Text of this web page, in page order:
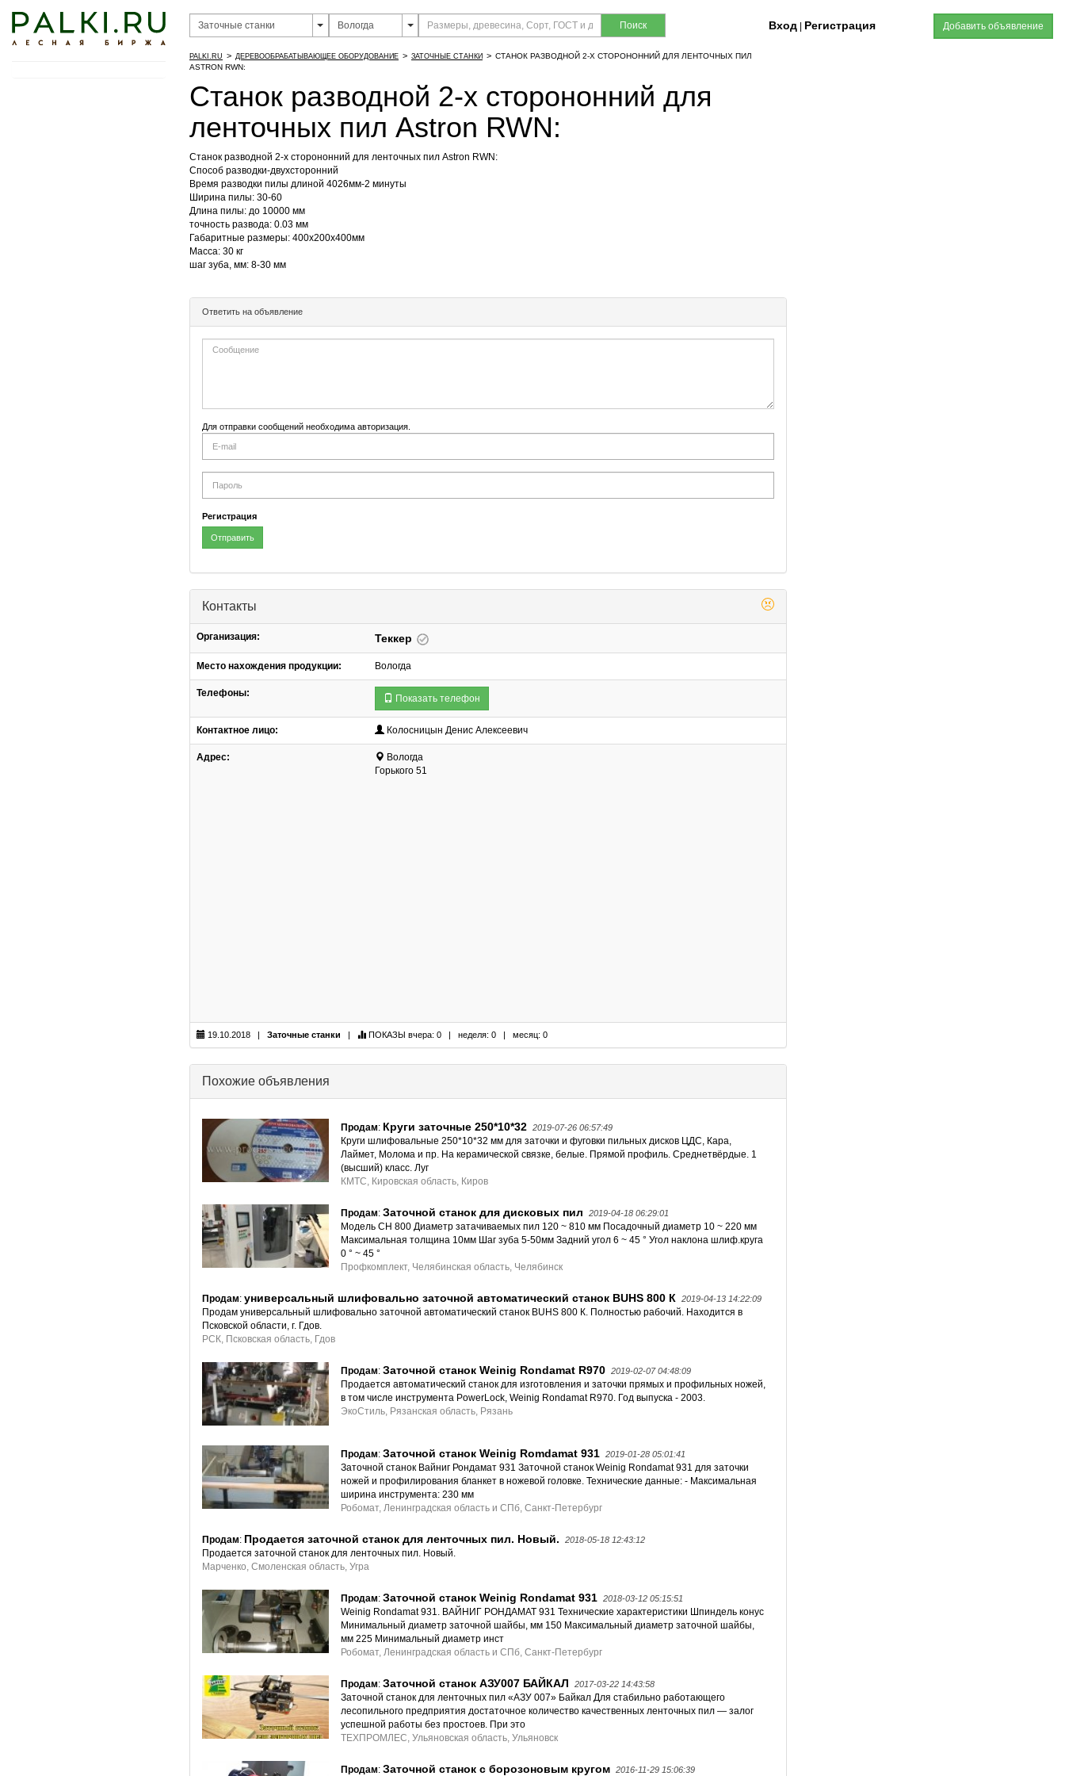
Поиск Вход Регистрация Добавить объявление
PALKI.RU > ДЕРЕВООБРАБАТЫВАЮЩЕЕ ОБОРУДОВАНИЕ > ЗАТОЧНЫЕ СТАНКИ > СТАНОК РАЗВОДНОЙ 2-Х СТОРОНОННИЙ ДЛЯ ЛЕНТОЧНЫХ ПИЛ
ASTRON RWN:
Станок разводной 2-х сторононний для
ленточных пил Astron RWN:
Станок разводной 2-х сторононний для ленточных пил Astron RWN:
Способ разводки-двухсторонний
Время разводки пилы длиной 4026мм-2 минуты
Ширина пилы: 30-60
Длина пилы: до 10000 мм
точность развода: 0.03 мм
Габаритные размеры: 400х200х400мм
Масса: 30 кг
шаг зуба, мм: 8-30 мм
Ответить на объявление
Для отправки сообщений необходима авторизация.
mail
Регистрация
Отправить
Контакты
Организация: Теккер
Место нахождения продукции: Вологда
Телефоны: Показать телефон
Контактное лицо: Колосницын Денис Алексеевич
Адрес:
Вологда
Горького 51
19.10.2018 | Заточные станки | ПОКАЗЫ вчера: 0 | неделя: 0 | месяц: 0
Похожие объявления
Продам: Круги заточные 250*10*32 2019-07-26 06:57:49
Круги шлифовальные 250*10*32 мм для заточки и фуговки пильных дисков ЦДС, Кара,
Лаймет, Молома и пр. На керамической связке, белые. Прямой профиль. Среднетвёрдые. 1
(высший) класс. Луг
КМТС, Кировская область, Киров
Продам: Заточной станок для дисковых пил 2019-04-18 06:29:01
Модель CH 800 Диаметр затачиваемых пил 120 ~ 810 мм Посадочный диаметр 10 ~ 220 мм
Максимальная толщина 10мм Шаг зуба 5-50мм Задний угол 6 ~ 45 ° Угол наклона шлиф.круга
0 ° ~ 45 °
Профкомплект, Челябинская область, Челябинск
Продам: универсальный шлифовально заточной автоматический станок BUHS 800 К 2019-04-13 14:22:09
Продам универсальный шлифовально заточной автоматический станок BUHS 800 К. Полностью рабочий. Находится в
Псковской области, г. Гдов.
РСК, Псковская область, Гдов
Продам: Заточной станок Weinig Rondamat R970 2019-02-07 04:48:09
Продается автоматический станок для изготовления и заточки прямых и профильных ножей,
в том числе инструмента PowerLock, Weinig Rondamat R970. Год выпуска - 2003.
ЭкоСтиль, Рязанская область, Рязань
Продам: Заточной станок Weinig Romdamat 931 2019-01-28 05:01:41
Заточной станок Вайниг Рондамат 931 Заточной станок Weinig Rondamat 931 для заточки
ножей и профилирования бланкет в ножевой головке. Технические данные: - Максимальная
ширина инструмента: 230 мм
Робомат, Ленинградская область и СПб, Санкт-Петербург
Продам: Продается заточной станок для ленточных пил. Новый. 2018-05-18 12:43:12
Продается заточной станок для ленточных пил. Новый.
Марченко, Смоленская область, Угра
Продам: Заточной станок Weinig Rondamat 931 2018-03-12 05:15:51
Weinig Rondamat 931. ВАЙНИГ РОНДАМАТ 931 Технические характеристики Шпиндель конус
Минимальный диаметр заточной шайбы, мм 150 Максимальный диаметр заточной шайбы,
мм 225 Минимальный диаметр инст
Робомат, Ленинградская область и СПб, Санкт-Петербург
Продам: Заточной станок АЗУ007 БАЙКАЛ 2017-03-22 14:43:58
Заточной станок для ленточных пил «АЗУ 007» Байкал Для стабильно работающего
лесопильного предприятия достаточное количество качественных ленточных пил — залог
успешной работы без простоев. При это
ТЕХПРОМЛЕС, Ульяновская область, Ульяновск
Продам: Заточной станок с борозоновым кругом 2016-11-29 15:06:39